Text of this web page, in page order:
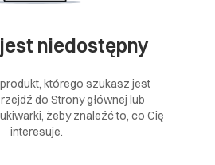
niedostępny
którego szukasz jest
do Strony głównej lub
żeby znaleźć to, co Cię
interesuje.